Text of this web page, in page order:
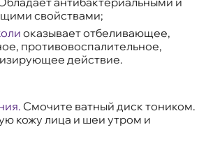
свойствами;
оказывает отбеливающее,
противовоспалительное,
действие.
Смочите ватный диск тоником.
кожу лица и шеи утром и